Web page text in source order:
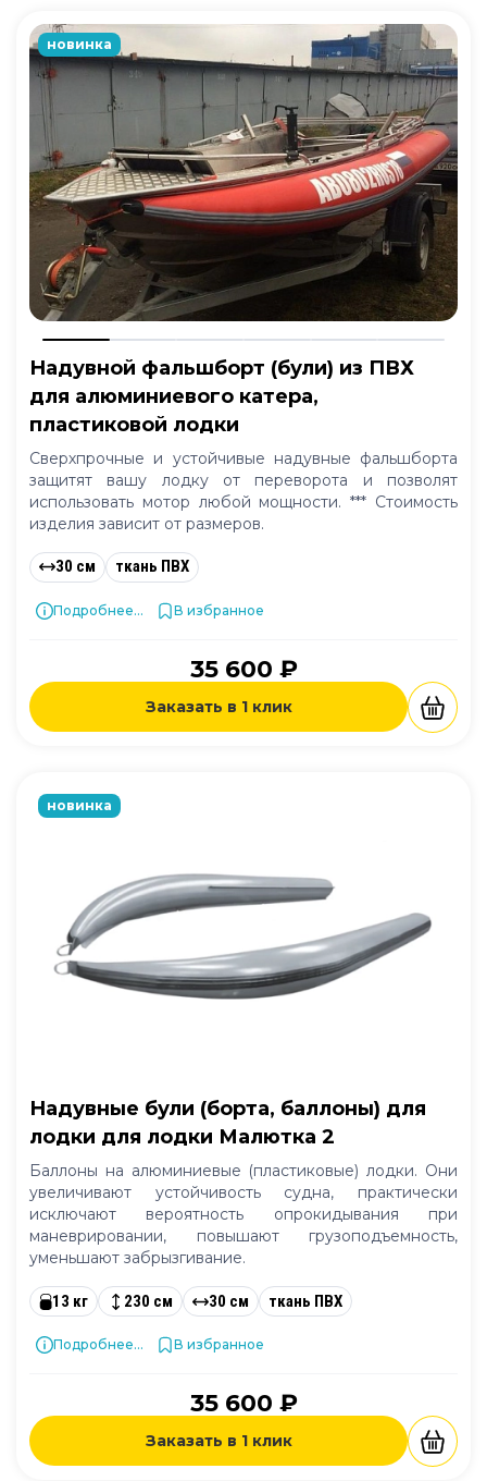
новинка
Надувной фальшборт (були) из ПВХ
для алюминиевого катера,
пластиковой лодки
Сверхпрочные и устойчивые надувные фальшборта
защитят вашу лодку от переворота и позволят
использовать мотор любой мощности. *** Стоимость
изделия зависит от размеров.
30 см ткань ПВХ
Подробнее... В избранное
35 600 ₽
Заказать в 1 клик
новинка
Надувные були (борта, баллоны) для
лодки для лодки Малютка 2
Баллоны на алюминиевые (пластиковые) лодки. Они
увеличивают устойчивость судна, практически
исключают вероятность опрокидывания при
маневрировании, повышают грузоподъемность,
уменьшают забрызгивание.
13 кг 230 см 30 см ткань ПВХ
Подробнее... В избранное
35 600 ₽
Заказать в 1 клик